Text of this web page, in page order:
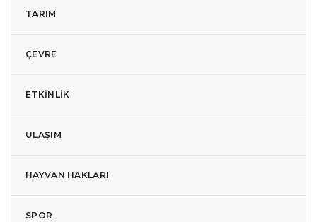
TARIM
ÇEVRE
ETKINLIK
ULAŞIM
HAYVAN HAKLARI
SPOR